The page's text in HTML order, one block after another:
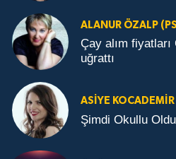
ALANUR ÖZALP
Çay alım fiyatları
uğrattı
ASIYE KOCADEMİR
Şimdi Okullu